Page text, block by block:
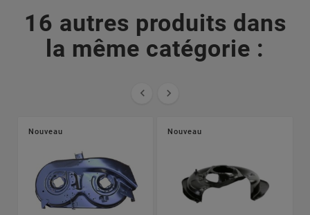
16 autres produits dans
la même catégorie :
 
Nouveau Nouveau